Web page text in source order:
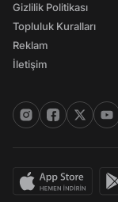
Gizlilik Politikası
Topluluk Kuralları
Reklam
İletişim